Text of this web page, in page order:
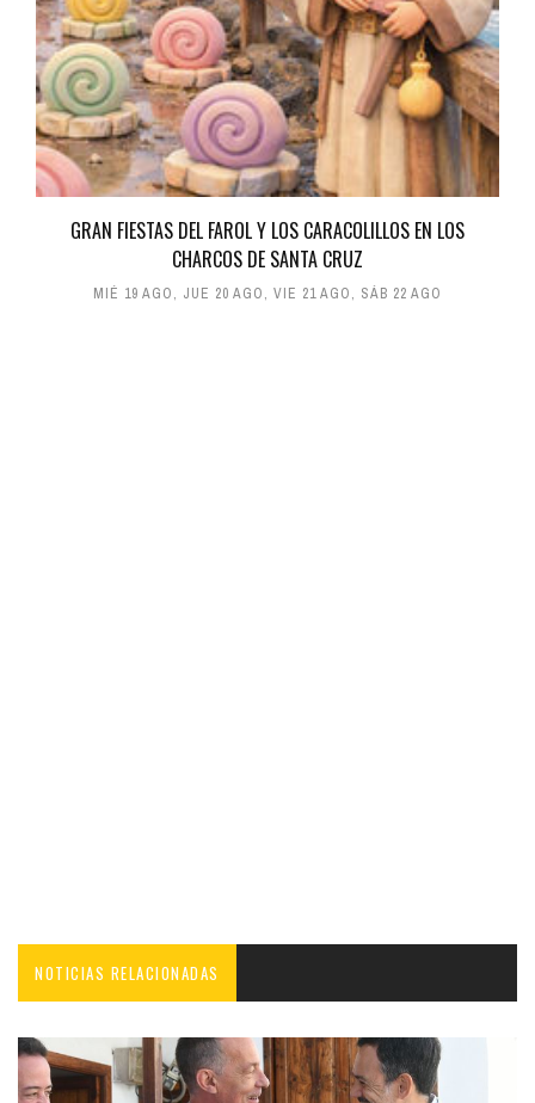
GRAN FIESTAS DEL FAROL Y LOS CARACOLILLOS EN LOS
CHARCOS DE SANTA CRUZ
MIÉ 19 AGO, JUE 20 AGO, VIE 21 AGO, SÁB 22 AGO
NOTICIAS RELACIONADAS